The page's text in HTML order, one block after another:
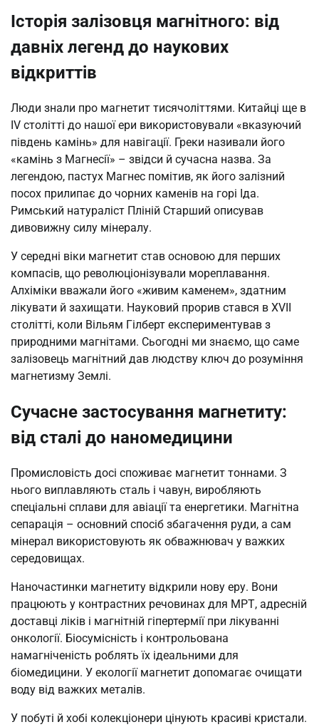
Історія залізовця магнітного: від
давніх легенд до наукових
відкриттів
Люди знали про магнетит тисячоліттями. Китайці ще в
IV столітті до нашої ери використовували «вказуючий
південь камінь» для навігації. Греки називали його
«камінь з Магнесії» – звідси й сучасна назва. За
легендою, пастух Магнес помітив, як його залізний
посох прилипає до чорних каменів на горі Іда.
Римський натураліст Пліній Старший описував
дивовижну силу мінералу.
У середні віки магнетит став основою для перших
компасів, що революціонізували мореплавання.
Алхіміки вважали його «живим каменем», здатним
лікувати й захищати. Науковий прорив стався в XVII
столітті, коли Вільям Гілберт експериментував з
природними магнітами. Сьогодні ми знаємо, що саме
залізовець магнітний дав людству ключ до розуміння
магнетизму Землі.
Сучасне застосування магнетиту:
від сталі до наномедицини
Промисловість досі споживає магнетит тоннами. З
нього виплавляють сталь і чавун, виробляють
спеціальні сплави для авіації та енергетики. Магнітна
сепарація – основний спосіб збагачення руди, а сам
мінерал використовують як обважнювач у важких
середовищах.
Наночастинки магнетиту відкрили нову еру. Вони
працюють у контрастних речовинах для МРТ, адресній
доставці ліків і магнітній гіпертермії при лікуванні
онкології. Біосумісність і контрольована
намагніченість роблять їх ідеальними для
біомедицини. У екології магнетит допомагає очищати
воду від важких металів.
У побуті й хобі колекціонери цінують красиві кристали.